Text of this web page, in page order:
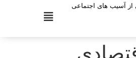
از آسیب های اجتماعی